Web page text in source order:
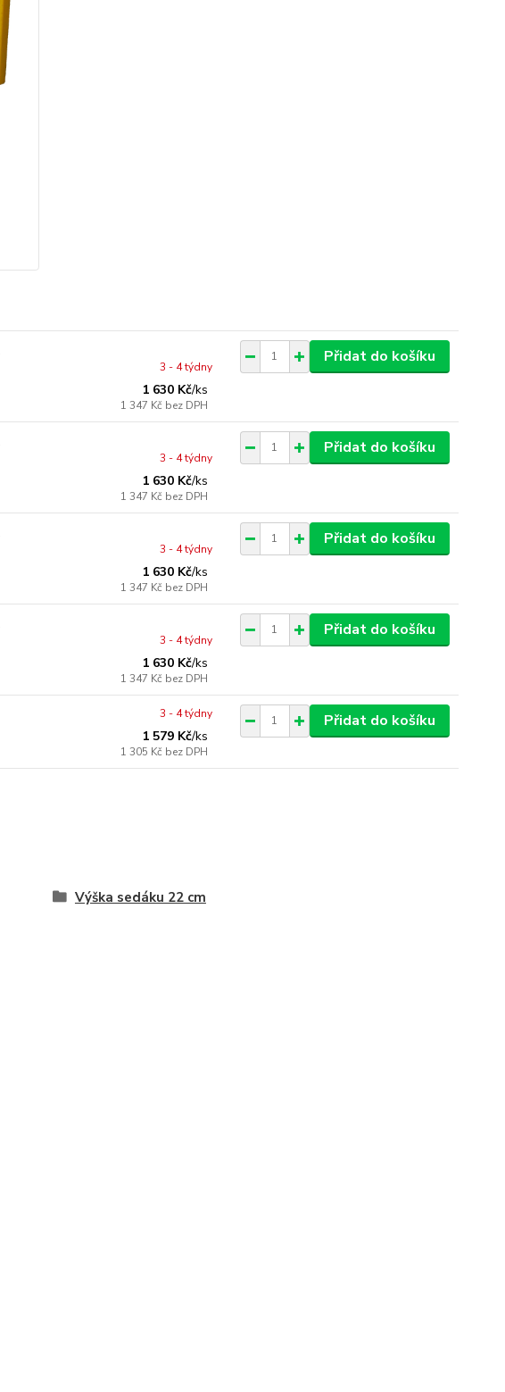
1 630 Kč/ks
1 347 Kč bez DPH
3 - 4 týdny
Přidat do košíku
1 630 Kč/ks
1 347 Kč bez DPH
3 - 4 týdny
Přidat do košíku
1 630 Kč/ks
1 347 Kč bez DPH
3 - 4 týdny
Přidat do košíku
1 630 Kč/ks
1 347 Kč bez DPH
3 - 4 týdny
Přidat do košíku
1 579 Kč/ks
1 305 Kč bez DPH
3 - 4 týdny Přidat do košíku
Výška sedáku 22 cm